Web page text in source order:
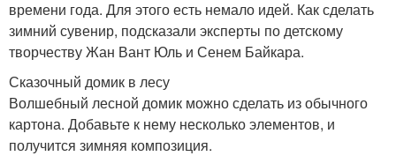
времени года. Для этого есть немало идей. Как сделать
зимний сувенир, подсказали эксперты по детскому
творчеству Жан Вант Юль и Сенем Байкара.
Сказочный домик в лесу
Волшебный лесной домик можно сделать из обычного
картона. Добавьте к нему несколько элементов, и
получится зимняя композиция.